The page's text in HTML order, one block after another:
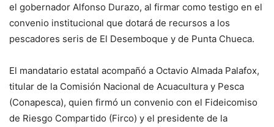
el gobernador Alfonso Durazo, al firmar como testigo en el
convenio institucional que dotará de recursos a los
pescadores seris de El Desemboque y de Punta Chueca.
El mandatario estatal acompañó a Octavio Almada Palafox,
titular de la Comisión Nacional de Acuacultura y Pesca
(Conapesca), quien firmó un convenio con el Fideicomiso
de Riesgo Compartido (Firco) y el presidente de la